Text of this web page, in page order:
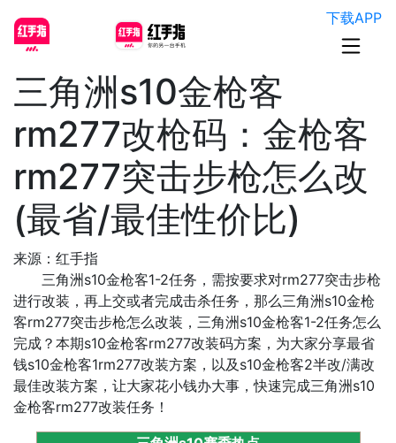
下载APP
三角洲s10金枪客
rm277改枪码：金枪客
rm277突击步枪怎么改
(最省/最佳性价比)
来源：红手指
三角洲s10金枪客1-2任务，需按要求对rm277突击步枪
进行改装，再上交或者完成击杀任务，那么三角洲s10金枪
客rm277突击步枪怎么改装，三角洲s10金枪客1-2任务怎么
完成？本期s10金枪客rm277改装码方案，为大家分享最省
钱s10金枪客1rm277改装方案，以及s10金枪客2半改/满改
最佳改装方案，让大家花小钱办大事 ，快速完成三角洲s10
金枪客rm277改装任务！